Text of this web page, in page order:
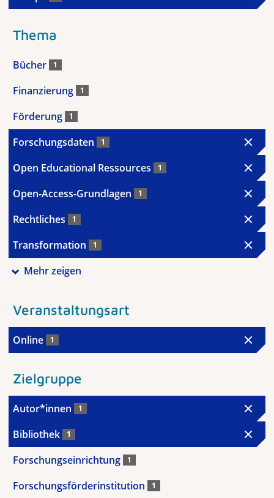
Thema
Bücher 1
Finanzierung 1
Förderung 1
Forschungsdaten 1
Open Educational Ressources 1
Open-Access-Grundlagen 1
Rechtliches 1
Transformation 1
Mehr zeigen
Veranstaltungsart
Online 1
Zielgruppe
Autor*innen 1
Bibliothek 1
Forschungseinrichtung 1
Forschungsförderinstitution 1